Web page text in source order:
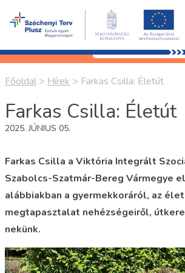
Főoldal > Hírek > Farkas Csilla: Életút
Farkas Csilla: Életút
2025. JÚNIUS 05.
Farkas Csilla a Viktória Integrált
Szabolcs-Szatmár-Bereg Vármegye
alábbiakban a gyermekkoráról, az
megtapasztalat nehézségeiről,
nekünk.